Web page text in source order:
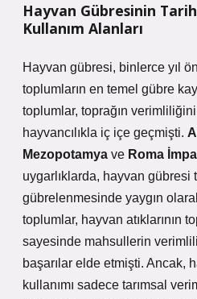
Hayvan Gübresinin
Kullanım Alanları
Hayvan gübresi, binlerce yıl
toplumların en temel gübre
toplumlar, toprağın
hayvancılıkla iç içe geçmişti.
Mezopotamya ve Roma
uygarlıklarda, hayvan gübresi
gübrelenmesinde yaygın
toplumlar, hayvan atıklarının
sayesinde mahsullerin
başarılar elde etmişti. Ancak,
kullanımı sadece tarımsal